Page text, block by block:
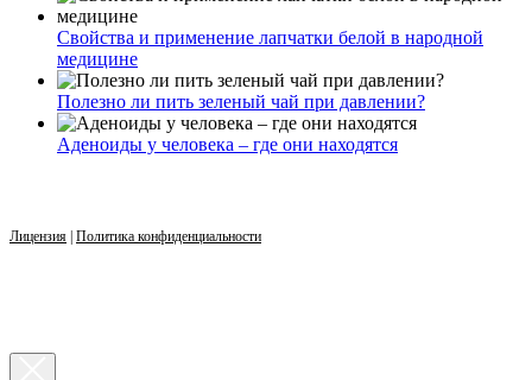
Свойства и применение лапчатки белой в народной
медицине
Полезно ли пить зеленый чай при давлении?
Аденоиды у человека – где они находятся
Лицензия Политика конфиденциальности